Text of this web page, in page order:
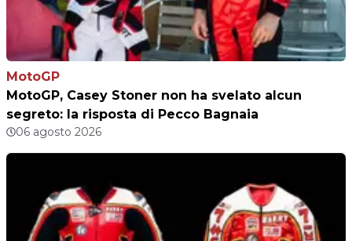
MotoGP
MotoGP, Casey Stoner non ha svelato alcun
segreto: la risposta di Pecco Bagnaia
06 agosto 2026